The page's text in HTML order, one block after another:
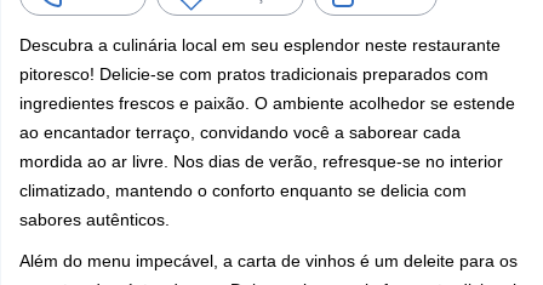
Descubra a culinária local em seu esplendor neste restaurante
pitoresco! Delicie-se com pratos tradicionais preparados com
ingredientes frescos e paixão. O ambiente acolhedor se estende
ao encantador terraço, convidando você a saborear cada
mordida ao ar livre. Nos dias de verão, refresque-se no interior
climatizado, mantendo o conforto enquanto se delicia com
sabores autênticos.
Além do menu impecável, a carta de vinhos é um deleite para os